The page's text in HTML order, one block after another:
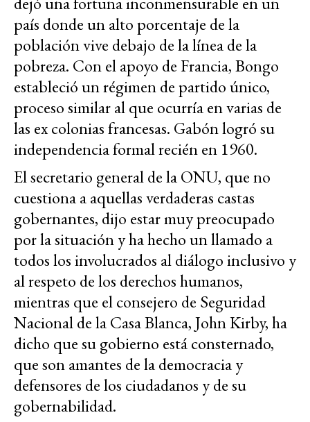
país donde un alto porcentaje de la
población vive debajo de la línea de la
pobreza. Con el apoyo de Francia, Bongo
estableció un régimen de partido único,
proceso similar al que ocurría en varias de
las ex colonias francesas. Gabón logró su
independencia formal recién en 1960.
El secretario general de la ONU, que no
cuestiona a aquellas verdaderas castas
gobernantes, dijo estar muy preocupado
por la situación y ha hecho un llamado a
todos los involucrados al diálogo inclusivo y
al respeto de los derechos humanos,
mientras que el consejero de Seguridad
Nacional de la Casa Blanca, John Kirby, ha
dicho que su gobierno está consternado,
que son amantes de la democracia y
defensores de los ciudadanos y de su
gobernabilidad.